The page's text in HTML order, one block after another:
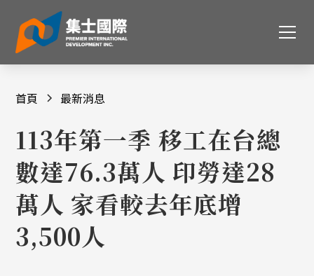
首頁 最新消息
113年第一季 移工在台總
數達76.3萬人 印勞達28
萬人 家看較去年底增
3,500人